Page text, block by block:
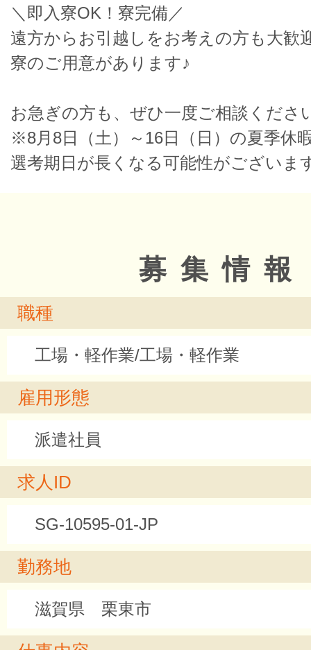
＼即入寮OK！寮完備／
遠方からお引越しをお考えの方も大歓
寮のご用意があります♪
お急ぎの方も、ぜひ一度ご相談くださ
※8月8日（土）～16日（日）の夏季休
選考期日が長くなる可能性がございま
募集情報
職種
工場・軽作業/工場・軽作業
雇用形態
派遣社員
求人ID
SG-10595-01-JP
勤務地
滋賀県 栗東市